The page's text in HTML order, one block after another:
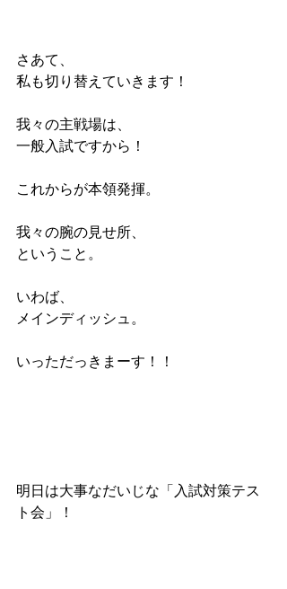
さあて、
私も切り替えていきます！
我々の主戦場は、
一般入試ですから！
これからが本領発揮。
我々の腕の見せ所、
ということ。
いわば、
メインディッシュ。
いっただっきまーす！！
明日は大事なだいじな「入試対策テス
ト会」！